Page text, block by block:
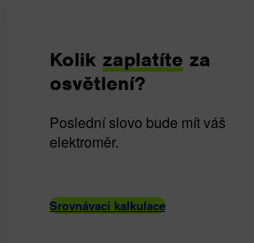
Kolik zaplatíte za
osvětlení?
Poslední slovo bude mít váš
elektroměr.
Srovnávací kalkulace